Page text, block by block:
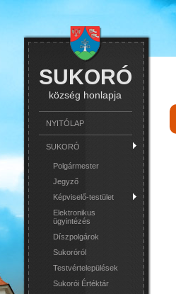
SUKORÓ
község honlapja
NYITÓLAP
SUKORÓ
Polgármester
Jegyző
Képviselő-testület
Elektronikus
ügyintézés
Díszpolgárok
Sukoróról
Testvértelepülések
Sukorói Értéktár